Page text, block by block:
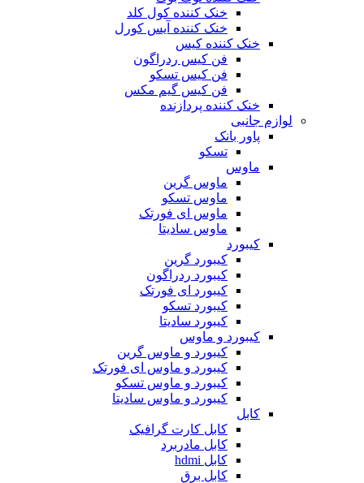
خنک کننده کول کلد
خنک کننده آیس کورل
خنک کننده کیس
فن کیس ردراگون
فن کیس تسکو
فن کیس گیم مکس
خنک کننده پردازنده
لوازم جانبی
پاور بانک
تسکو
ماوس
ماوس گرین
ماوس تسکو
ماوس ای فورتک
ماوس سادیتا
کیبورد
کیبورد گرین
کیبورد ردراگون
کیبورد ای فورتک
کیبورد تسکو
کیبورد سادیتا
کیبورد و ماوس
کیبورد و ماوس گرین
کیبورد و ماوس ای فورتک
کیبورد و ماوس تسکو
کیبورد و ماوس سادیتا
کابل
کابل کارت گرافیک
کابل مادربرد
کابل hdmi
کابل برق